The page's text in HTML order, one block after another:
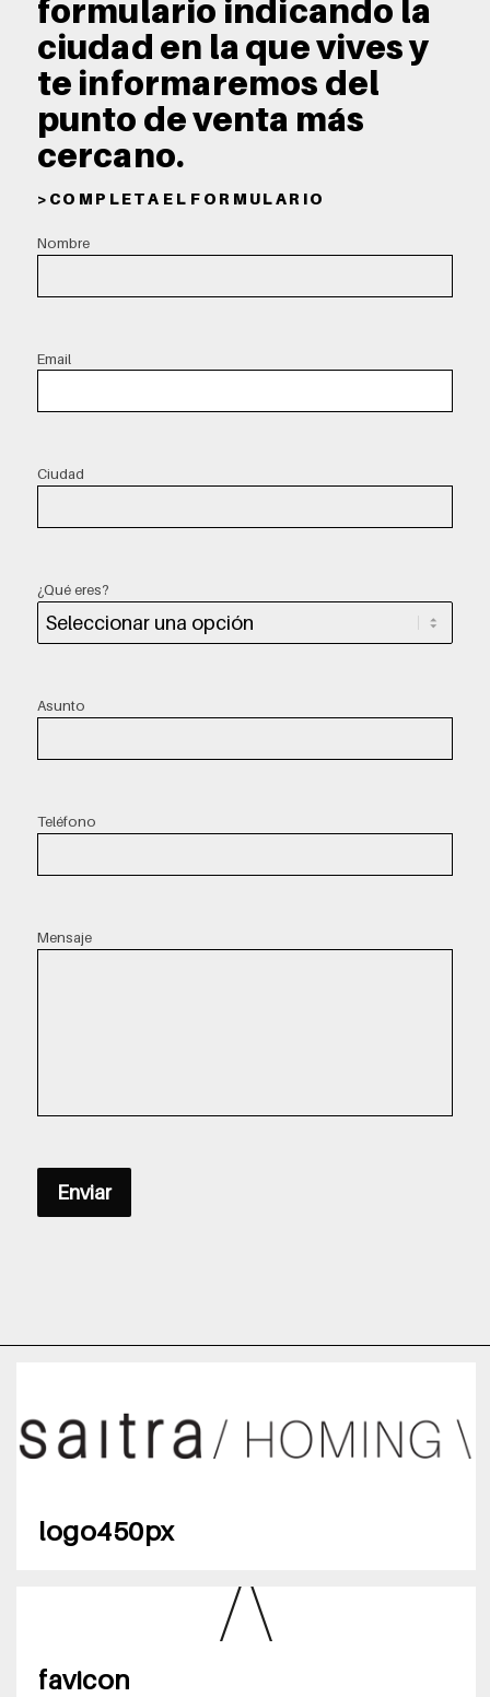
formulario indicando la
ciudad en la que vives y
te informaremos del
punto de venta más
cercano.
> C O M P L E T A E L F O R M U L A R I O
Nombre
Email
Ciudad
¿Qué eres?
Asunto
Teléfono
Mensaje
Enviar
logo450px
favicon